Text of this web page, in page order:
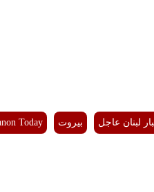
لبنان عاجل بيروت Today